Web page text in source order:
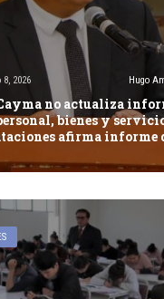
8, 2026 Hugo
no actualiza
bienes y
afirma informe